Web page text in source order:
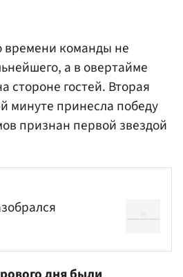
времени команды не
а в овертайме
стороне гостей. Вторая
минуте принесла победу
признан первой звездой